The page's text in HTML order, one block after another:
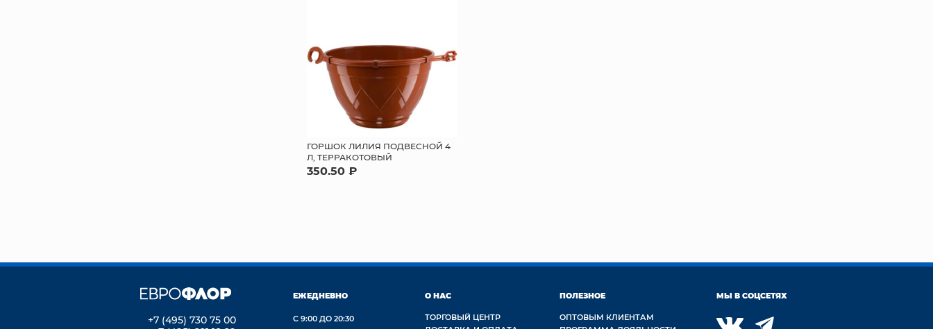
ГОРШОК ЛИЛИЯ ПОДВЕСНОЙ 4
Л, ТЕРРАКОТОВЫЙ
350.50 ₽
+7 (495) 730 75 00
ЕЖЕДНЕВНО
С 9:00 ДО 20:30
О НАС
ТОРГОВЫЙ ЦЕНТР
ПОЛЕЗНОЕ
ОПТОВЫМ КЛИЕНТАМ
МЫ В СОЦСЕТЯХ